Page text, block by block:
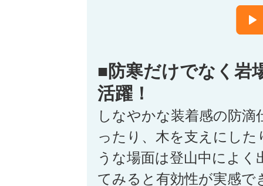
■防寒だけでなく岩
活躍！
しなやかな装着感の防
ったり、木を支えにし
うな場面は登山中によ
てみると有効性が実感で